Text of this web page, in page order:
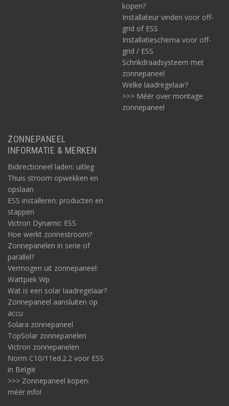
kopen?
Installateur vinden voor off-
grid of ESS
Installatieschema voor off-
grid / ESS
Schrikdraadsysteem met
zonnepaneel
Welke laadregelaar?
>>> Méér over montage
zonnepaneel
ZONNEPANEEL
INFORMATIE & MERKEN
Bidirectioneel laden: uitleg
Thuis stroom opwekken en
opslaan
ESS installeren: producten en
stappen
Victron Dynamic ESS
Hoe werkt zonnestroom?
Zonnepanelen in serie of
parallel?
Vermogen uit zonnepaneel:
Wattpiek Wp
Wat is een solar laadregelaar?
Zonnepaneel aansluiten op
accu
Solara zonnepaneel
TopSolar zonnepanelen
Victron zonnepanelen
Norm C10/11ed.2.2 voor ESS
in België
>>> Zonnepaneel kopen:
méér info!